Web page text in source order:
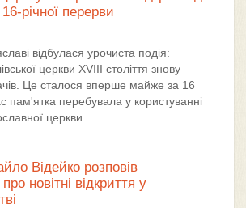
річної перерви
відбулася урочиста подія:
церкви XVIII століття знову
Це сталося вперше майже за 16
пам'ятка перебувала у користуванні
церкви.
Відейко розповів
новітні відкриття у